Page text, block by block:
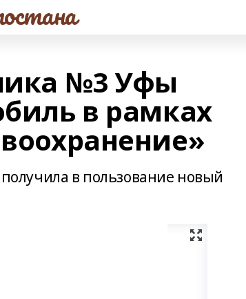
№3 Уфы
в рамках
в пользование новый